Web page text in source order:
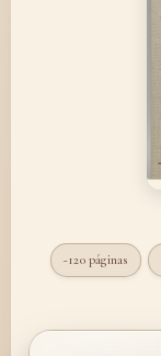
~120 páginas